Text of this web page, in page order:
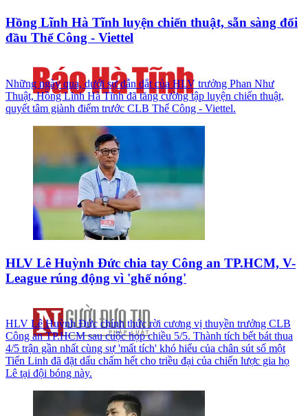
Hồng Lĩnh Hà Tĩnh luyện chiến thuật, sẵn sàng đối
đầu Thể Công - Viettel
Những ngày qua, dưới sự dẫn dắt của HLV trưởng Phan Như
Thuật, Hồng Lĩnh Hà Tĩnh đã tăng cường tập luyện chiến thuật,
quyết tâm giành điểm trước CLB Thể Công - Viettel.
HLV Lê Huỳnh Đức chia tay Công an TP.HCM, V-
League rúng động vì 'ghế nóng'
HLV Lê Huỳnh Đức chính thức rời cương vị thuyền trưởng CLB
Công an TP.HCM sau cuộc họp chiều 5/5. Thành tích bết bát thua
4/5 trận gần nhất cùng sự 'mất tích' khó hiểu của chân sút số một
Tiến Linh đã đặt dấu chấm hết cho triều đại của chiến lược gia họ
Lê tại đội bóng này.